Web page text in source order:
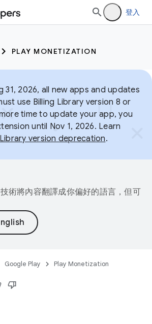
登入
PLAY MONETIZATION
31, 2026, all new apps and updates
use Billing Library version 8 or
time to update your app, you
until Nov 1, 2026. Learn
version deprecation.
術將內容翻譯成你偏好的語言，但可
Google Play Play Monetization